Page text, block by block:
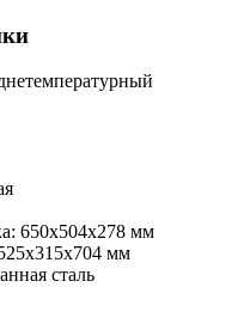
650x504x278 мм
мм
сталь